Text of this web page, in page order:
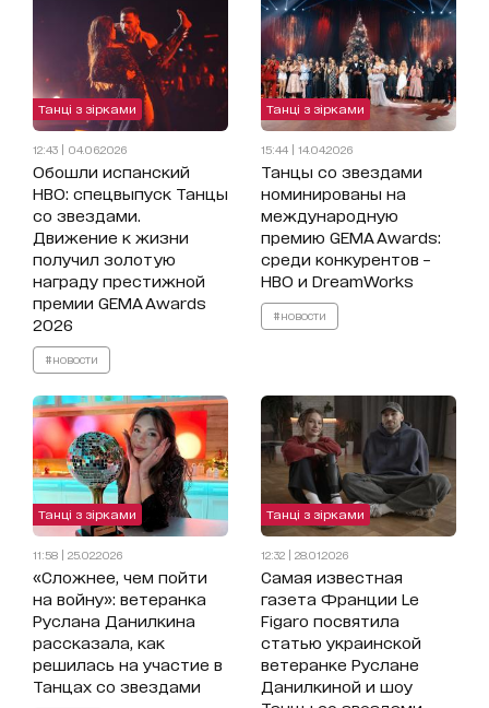
Танці з зірками
12:43 | 04.06.2026
Обошли испанский
HBO: спецвыпуск Танцы
со звездами.
Движение к жизни
получил золотую
награду престижной
премии GEMA Awards
2026
#новости
Танці з зірками
15:44 | 14.04.2026
Танцы со звездами
номинированы на
международную
премию GEMA Awards:
среди конкурентов –
HBO и DreamWorks
#новости
Танці з зірками
11:58 | 25.02.2026
«Сложнее, чем пойти
на войну»: ветеранка
Руслана Данилкина
рассказала, как
решилась на участие в
Танцах со звездами
Танці з зірками
12:32 | 28.01.2026
Самая известная
газета Франции Le
Figaro посвятила
статью украинской
ветеранке Руслане
Данилкиной и шоу